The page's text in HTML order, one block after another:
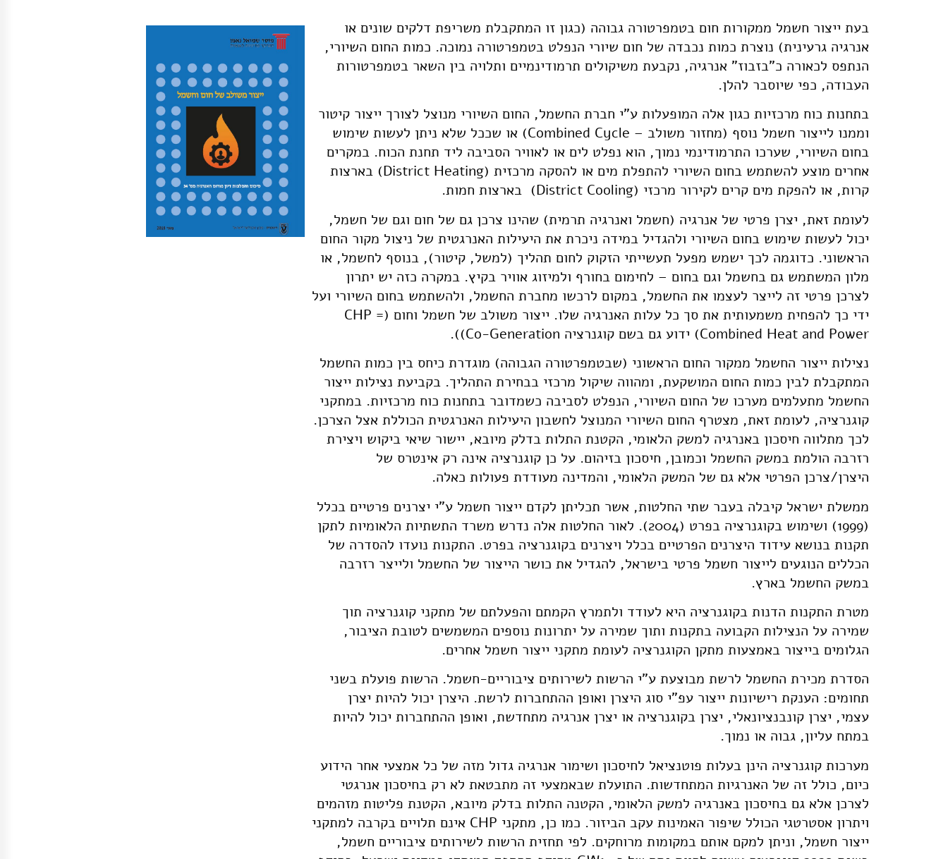
בעת ייצור חשמל ממקורות חום בטמפרטורה גבוהה (כגון זו המתקבלת משריפת דלקים שונים או
אנרגיה גרעינית) נוצרת כמות נכבדה של חום שיורי הנפלט בטמפרטורה נמוכה. כמות החום השיורי,
הנתפס לכאורה כ"בזבוז" אנרגיה, נקבעת משיקולים תרמודינמיים ותלויה בין השאר בטמפרטורות
העבודה, כפי שיוסבר להלן.
בתחנות כוח מרכזיות כגון אלה המופעלות ע"י חברת החשמל, החום השיורי מנוצל לצורך ייצור קיטור
וממנו לייצור חשמל נוסף (מחזור משולב – Combined Cycle) או שככל שלא ניתן לעשות שימוש
בחום השיורי, שערכו התרמודינמי נמוך, הוא נפלט לים או לאוויר הסביבה ליד תחנת הכוח. במקרים
אחרים מוצע להשתמש בחום השיורי להתפלת מים או להסקה מרכזית (District Heating) בארצות
קרות, או להפקת מים קרים לקירור מרכזי (District Cooling) בארצות חמות.
לעומת זאת, יצרן פרטי של אנרגיה (חשמל ואנרגיה תרמית) שהינו צרכן גם של חום וגם של חשמל,
יכול לעשות שימוש בחום השיורי ולהגדיל במידה ניכרת את היעילות האנרגטית של ניצול מקור החום
הראשוני. כדוגמה לכך ישמש מפעל תעשייתי הזקוק לחום תהליך (למשל, קיטור), בנוסף לחשמל, או
מלון המשתמש גם בחשמל וגם בחום – לחימום בחורף ולמיזוג אוויר בקיץ. במקרה כזה יש יתרון
לצרכן פרטי זה לייצר לעצמו את החשמל, במקום לרכשו מחברת החשמל, ולהשתמש בחום השיורי ועל
ידי כך להפחית משמעותית את סך כל עלות האנרגיה שלו. ייצור משולב של חשמל וחום (CHP =
Combined Heat and Power) ידוע גם בשם קוגנרציה Co-Generation)).
נצילות ייצור החשמל ממקור החום הראשוני (שבטמפרטורה הגבוהה) מוגדרת כיחס בין כמות החשמל
המתקבלת לבין כמות החום המושקעת, ומהווה שיקול מרכזי בבחירת התהליך. בקביעת נצילות ייצור
החשמל מתעלמים מערכו של החום השיורי, הנפלט לסביבה כשמדובר בתחנות כוח מרכזיות. במתקני
קוגנרציה, לעומת זאת, מצטרף החום השיורי המנוצל לחשבון היעילות האנרגטית הכוללת אצל הצרכן.
לכך מתלווה חיסכון באנרגיה למשק הלאומי, הקטנת התלות בדלק מיובא, יישור שיאי ביקוש ויצירת
רזרבה הולמת במשק החשמל וכמובן, חיסכון בזיהום. על כן קוגנרציה אינה רק אינטרס של
היצרן/צרכן הפרטי אלא גם של המשק הלאומי, והמדינה מעודדת פעולות כאלה.
ממשלת ישראל קיבלה בעבר שתי החלטות, אשר תכליתן לקדם ייצור חשמל ע"י יצרנים פרטיים בכלל
(1999) ושימוש בקוגנרציה בפרט (2004). לאור החלטות אלה נדרש משרד התשתיות הלאומיות לתקן
תקנות בנושא עידוד היצרנים הפרטיים בכלל ויצרנים בקוגנרציה בפרט. התקנות נועדו להסדרה של
הכללים הנוגעים לייצור חשמל פרטי בישראל, להגדיל את כושר הייצור של החשמל ולייצר רזרבה
במשק החשמל בארץ.
מטרת התקנות הדנות בקוגנרציה היא לעודד ולתמרץ הקמתם והפעלתם של מתקני קוגנרציה תוך
שמירה על הנצילות הקבועה בתקנות ותוך שמירה על יתרונות נוספים המשמשים לטובת הציבור,
הגלומים בייצור באמצעות מתקן הקוגנרציה לעומת מתקני ייצור חשמל אחרים.
הסדרת מכירת החשמל לרשת מבוצעת ע"י הרשות לשירותים ציבוריים-חשמל. הרשות פועלת בשני
תחומים: הענקת רישיונות ייצור עפ"י סוג היצרן ואופן ההתחברות לרשת. היצרן יכול להיות יצרן
עצמי, יצרן קונבנציונאלי, יצרן בקוגנרציה או יצרן אנרגיה מתחדשת, ואופן ההתחברות יכול להיות
במתח עליון, גבוה או נמוך.
מערכות קוגנרציה הינן בעלות פוטנציאל לחיסכון ושימור אנרגיה גדול מזה של כל אמצעי אחר הידוע
כיום, כולל זה של האנרגיות המתחדשות. התועלת שבאמצעי זה מתבטאת לא רק בחיסכון אנרגטי
לצרכן אלא גם בחיסכון באנרגיה למשק הלאומי, הקטנה התלות בדלק מיובא, הקטנת פליטות מזהמים
ויתרון אסטרטגי הכולל שיפור האמינות עקב הביזור. כמו כן, מתקני CHP אינם תלויים בקרבה למתקני
ייצור חשמל, וניתן למקם אותם במקומות מרוחקים. לפי תחזית הרשות לשירותים ציבוריים חשמל,